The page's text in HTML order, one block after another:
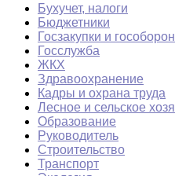
Бухучет, налоги
Бюджетники
Госзакупки и
Госслужба
ЖКХ
Здравоохранение
Кадры и охрана труда
Лесное и сельское
Образование
Руководитель
Строительство
Транспорт